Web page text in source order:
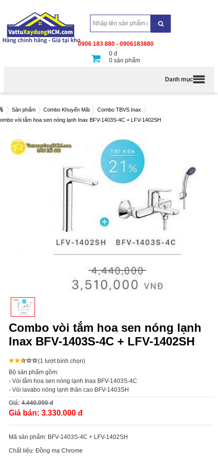
0906 183 880 - 0906183880
0 đ
0 sản phẩm
Danh mục
Sản phẩm Combo Khuyến Mãi
Combo TBVS Inax
vòi tắm hoa sen nóng lạnh Inax BFV-1403S-4C + LFV-1402SH
Combo vòi tắm hoa sen nóng lạnh
Inax BFV-1403S-4C + LFV-1402SH
(1 lượt bình chọn)
Bộ sản phẩm gồm:
- Vòi tắm hoa sen nóng lạnh Inax BFV-1403S-4C
- Vòi lavabo nóng lạnh thân cao BFV-1403SH
Giá: 4.440.000 đ
Giá bán: 3.330.000 đ
Mã sản phẩm: BFV-1403S-4C + LFV-1402SH
Chất liệu: Đồng mạ Chrome